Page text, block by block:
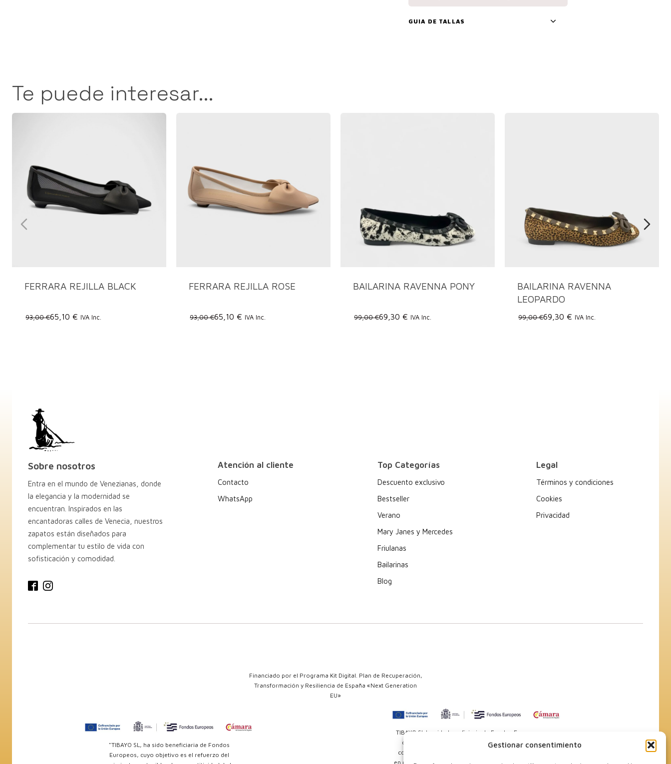
Gestionar consentimiento
GUIA DE TALLAS
Te puede interesar...
FERRARA REJILLA BLACK
93,00 €65,10 € IVA Inc.
FERRARA REJILLA ROSE
93,00 €65,10 € IVA Inc.
BAILARINA RAVENNA PONY
99,00 €69,30 € IVA Inc.
BAILARINA RAVENNA
LEOPARDO
99,00 €69,30 € IVA Inc.
Sobre nosotros
Entra en el mundo de Venezianas, donde
la elegancia y la modernidad se
encuentran. Inspirados en las
encantadoras calles de Venecia, nuestros
zapatos están diseñados para
complementar tu estilo de vida con
sofisticación y comodidad.
Atención al cliente
Contacto
WhatsApp
Top Categorías
Descuento exclusivo
Bestseller
Verano
Mary Janes y Mercedes
Friulanas
Bailarinas
Blog
Legal
Términos y condiciones
Cookies
Privacidad
Financiado por el Programa Kit Digital. Plan de Recuperación,
Transformación y Resiliencia de España «Next Generation
EU»
"TIBAYO SL, ha sido beneficiaria de Fondos
Europeos, cuyo objetivo es el refuerzo del
TIBAYO SL ha sido beneficiaria de Fondos Europeos, cuyo
objetivo es el refuerzo del crecimiento sostenible y la
competitividad de las PYMES, y gracias al cual ha puesto
en marcha un Plan de Acción con el objetivo de mejorar su